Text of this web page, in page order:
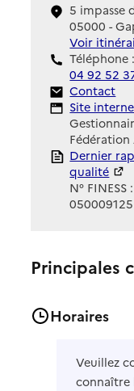
5 impasse
05000 -
Voir
Téléphone :
04 92 52
Contact
Contact
Site
Site
Fédération
Rapport
Dernier
qualité
N° FINESS :
050009125
Principales
Horaires
Veuillez
connaître